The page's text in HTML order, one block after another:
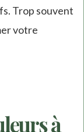
Trop souvent
votre
à